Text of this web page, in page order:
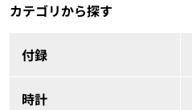
カテゴリから探す
付録
時計